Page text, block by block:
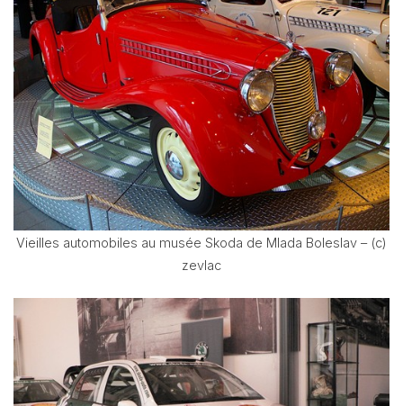
Vieilles automobiles au musée Skoda de Mlada Boleslav – (c)
zevlac